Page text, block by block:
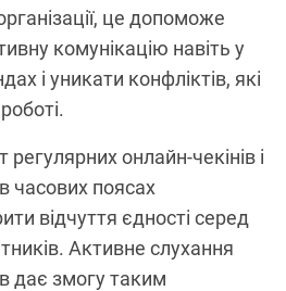
це допоможе
комунікацію навіть у
і уникати конфліктів, які
онлайн-чекінів і
часових поясах
відчуття єдності серед
Активне слухання
дає змогу таким